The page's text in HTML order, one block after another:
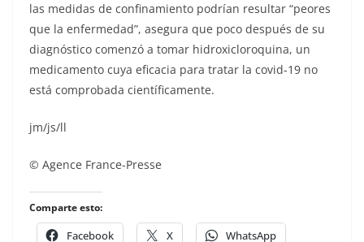
las medidas de confinamiento podrían resultar “peores
que la enfermedad”, asegura que poco después de su
diagnóstico comenzó a tomar hidroxicloroquina, un
medicamento cuya eficacia para tratar la covid-19 no
está comprobada científicamente.
jm/js/ll
© Agence France-Presse
Comparte esto:
Facebook X WhatsApp